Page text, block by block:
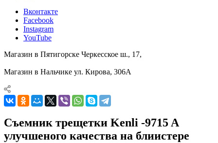
Вконтакте
Facebook
Instagram
YouTube
Магазин в Пятигорске Черкесское ш., 17,
Магазин в Нальчике ул. Кирова, 306А
Съемник трещетки Kenli -9715 A
улучшеного качества на блиистере